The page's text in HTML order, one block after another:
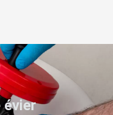
évier